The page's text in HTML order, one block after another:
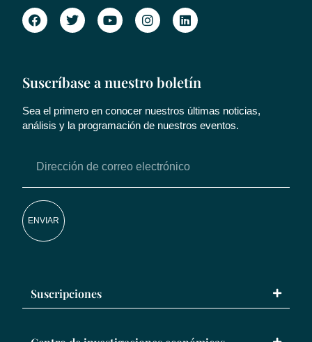
Suscríbase a nuestro boletín
Sea el primero en conocer nuestros últimas noticias,
análisis y la programación de nuestros eventos.
ENVIAR
Suscripciones